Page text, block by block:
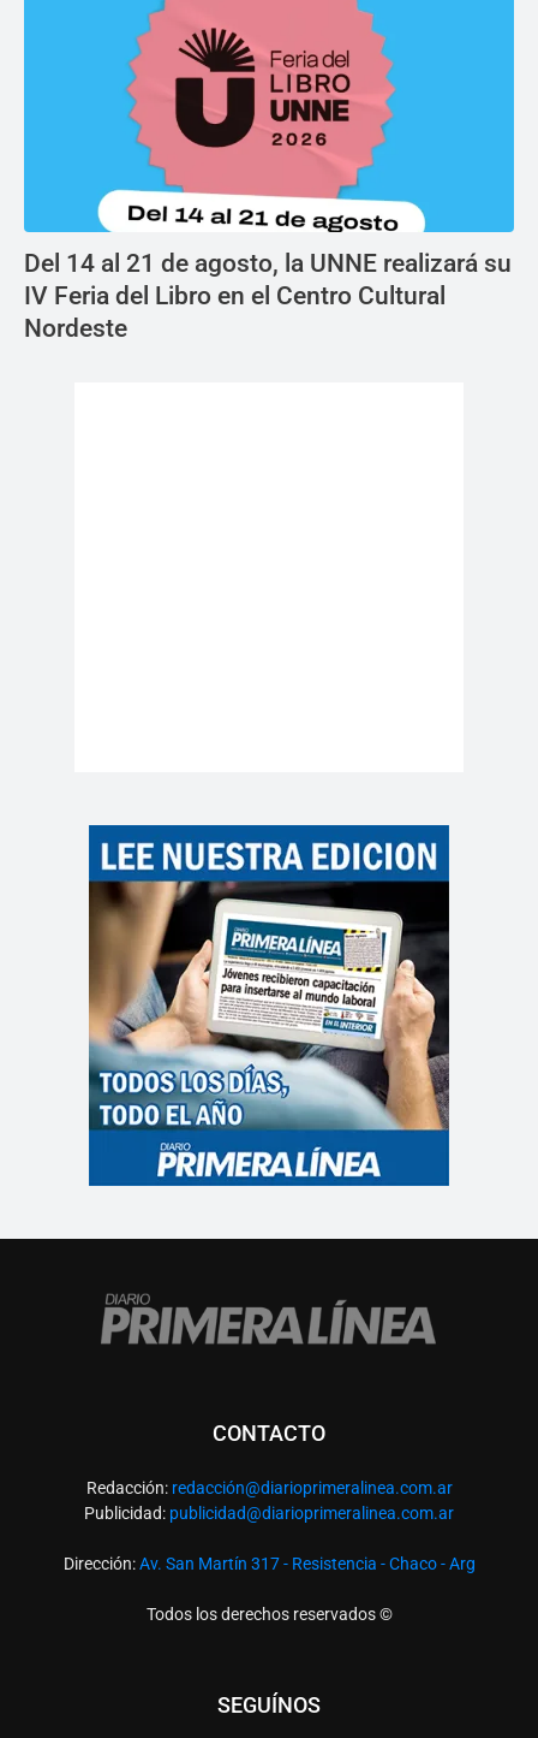
Del 14 al 21 de agosto, la UNNE realizará su
IV Feria del Libro en el Centro Cultural
Nordeste
CONTACTO
Redacción: redacción@diarioprimeralinea.com.ar
Publicidad: publicidad@diarioprimeralinea.com.ar
Dirección:Av. San Martín 317 - Resistencia - Chaco - Arg
Todos los derechos reservados ©
SEGUÍNOS